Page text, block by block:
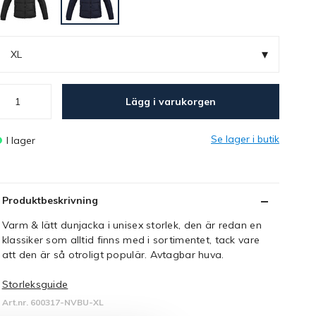
XL ▾
Lägg i varukorgen
I lager Se lager i butik
Produktbeskrivning
Varm & lätt dunjacka i unisex storlek, den är redan en
klassiker som alltid finns med i sortimentet, tack vare
att den är så otroligt populär. Avtagbar huva.
Storleksguide
Art.nr. 600317-NVBU-XL